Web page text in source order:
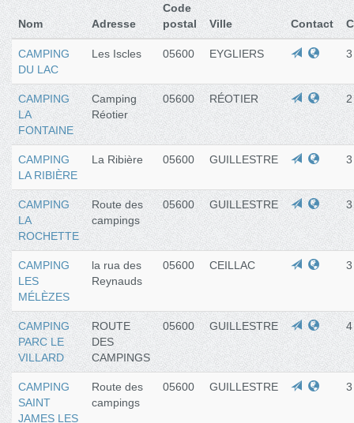
Nom Adresse
Code
postal
Ville Contact
CAMPING
DU LAC
Les Iscles 05600 EYGLIERS
CAMPING
LA
FONTAINE
Camping
Réotier
05600 RÉOTIER
CAMPING
LA RIBIÈRE
La Ribière 05600 GUILLESTRE
CAMPING
LA
ROCHETTE
Route des
campings
05600 GUILLESTRE
CAMPING
LES
MÉLÈZES
la rua des
Reynauds
05600 CEILLAC
CAMPING
PARC LE
VILLARD
ROUTE
DES
CAMPINGS
05600 GUILLESTRE
CAMPING
SAINT
JAMES LES
Route des
campings
05600 GUILLESTRE